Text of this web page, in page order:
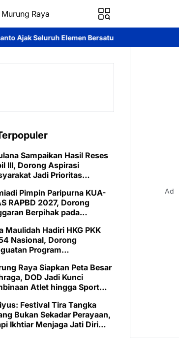
Murung Raya
Bersatu Cegah Bencana Perkuat Sinergi dan
Sampaikan Hasil Reses
III, Dorong Aspirasi
Jadi Prioritas
Pimpin Paripurna KUA-
RAPBD 2027, Dorong
Berpihak pada
Maulidah Hadiri HKG PKK
Nasional, Dorong
Program
Raya
Raya Siapkan Peta Besar
DOD Jadi Kunci
Atlet hingga Sport
Festival Tira Tangka
Bukan Sekadar Perayaan,
Ikhtiar Menjaga Jati Diri
Ad